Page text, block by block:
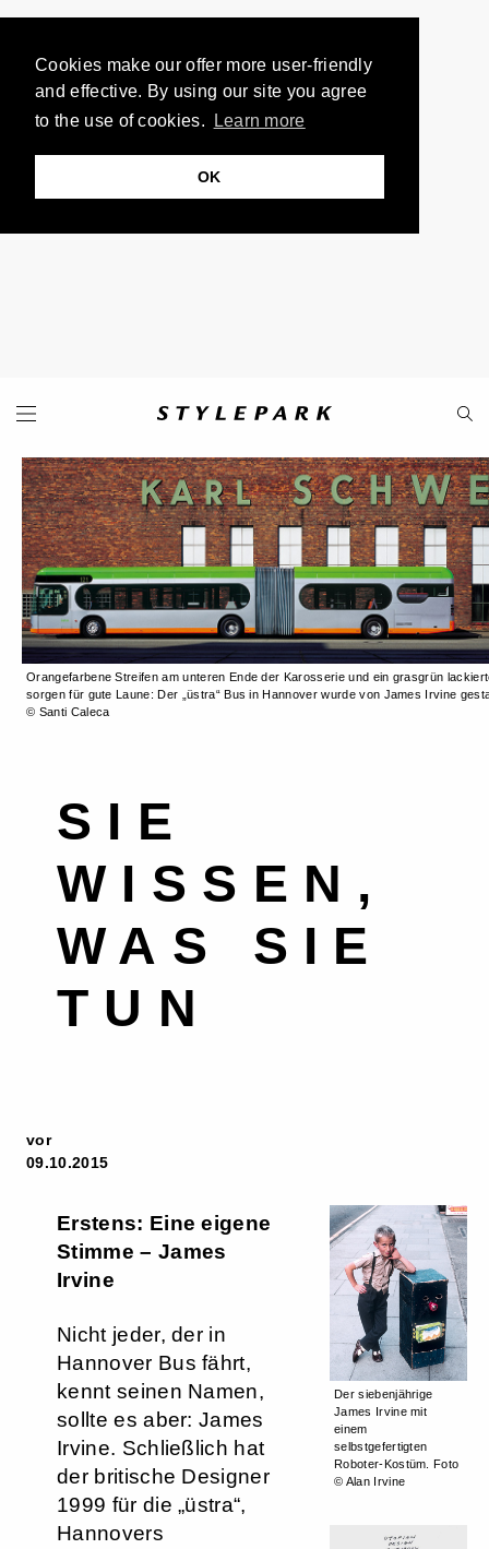
Cookies make our offer more user-friendly
and effective. By using our site you agree
to the use of cookies.
Learn more
OK
Orangefarbene Streifen am unteren Ende der Karosserie und ein grasgrün
sorgen für gute Laune: Der „üstra“ Bus in Hannover wurde von James Irvine
© Santi Caleca
SIE
WISSEN,
WAS SIE
TUN
vor
09.10.2015
Erstens: Eine eigene
Stimme – James
Irvine
Nicht jeder, der in
Hannover Bus fährt,
kennt seinen Namen,
sollte es aber: James
Irvine. Schließlich hat
der britische Designer
1999 für die „üstra“,
Hannovers
Der siebenjährige
James Irvine mit
einem
selbstgefertigten
Roboter-Kostüm. Foto
© Alan Irvine